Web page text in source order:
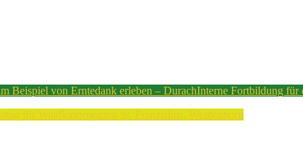
Beispiel von Erntedank erleben – DurachInterne Fortbildung für
für Waldkindergarten St. Franziskus, Weißenhorn